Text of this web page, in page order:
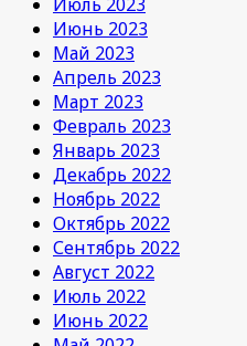
Июнь 2023
Май 2023
Апрель 2023
Март 2023
Февраль 2023
Январь 2023
Декабрь 2022
Ноябрь 2022
Октябрь 2022
Сентябрь 2022
Август 2022
Июль 2022
Июнь 2022